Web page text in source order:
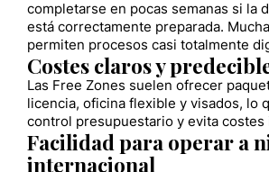
completarse en pocas semanas si la
está correctamente preparada.
permiten procesos casi totalmente
Costes claros y
Las Free Zones suelen ofrecer
licencia, oficina flexible y visados, lo
control presupuestario y evita costes
Facilidad para operar a
internacional